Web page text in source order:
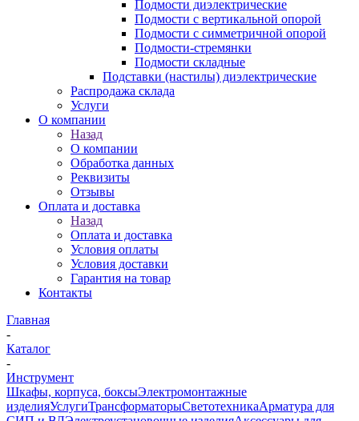
Подмости диэлектрические
Подмости с вертикальной опорой
Подмости с симметричной опорой
Подмости-стремянки
Подмости складные
Подставки (настилы) диэлектрические
Распродажа склада
Услуги
О компании
Назад
О компании
Обработка данных
Реквизиты
Отзывы
Оплата и доставка
Назад
Оплата и доставка
Условия оплаты
Условия доставки
Гарантия на товар
Контакты
Главная
-
Каталог
-
Инструмент
Шкафы, корпуса, боксыЭлектромонтажные
изделияУслугиТрансформаторыСветотехникаАрматура для